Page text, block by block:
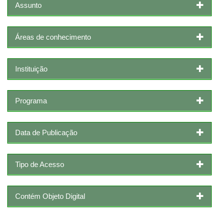
Assunto
Áreas de conhecimento
Instituição
Programa
Data de Publicação
Tipo de Acesso
Contém Objeto Digital